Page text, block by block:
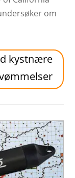
om
kystnære